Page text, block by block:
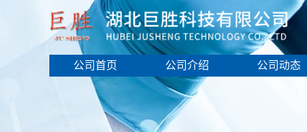
公司首页 公司介绍 公司动态